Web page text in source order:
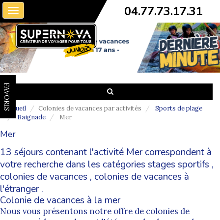
Toggle
navigation
04.77.73.17.31
FAVORIS
Accueil Colonies de vacances par activités
Sports de plage
Baignade
Mer
Mer
13 séjours contenant l'activité Mer correspondent à
votre recherche dans les catégories stages sportifs ,
colonies de vacances , colonies de vacances à
l'étranger.
Colonie de vacances à la mer
Nous vous présentons notre offre de colonies de